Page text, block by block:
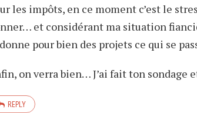
les impôts, en ce moment c’est le
et considérant ma situation
pour bien des projets ce qui se
on verra bien… J’ai fait ton sondage
REPLY